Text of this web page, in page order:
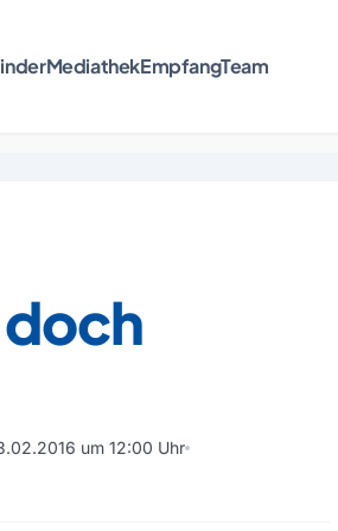
MediathekEmpfangTeam
um 12:00 Uhr